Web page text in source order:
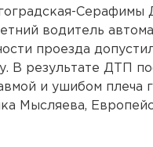
Серафимы
водитель
проезда
В результате ДТП
и ушибом плеча
Мысляева,